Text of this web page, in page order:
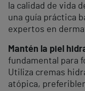
la calidad de vida
una guía práctica
expertos en
Mantén la piel
fundamental para
Utiliza cremas
atópica,